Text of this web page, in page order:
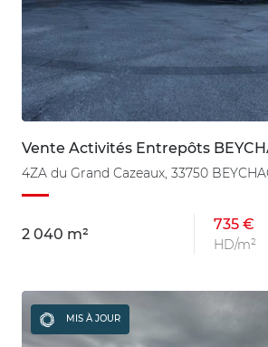
Vente Activités Entrepôts
4ZA du Grand Cazeaux, 33750
2 040 m²
735 €
HD/m²
MIS À JOUR